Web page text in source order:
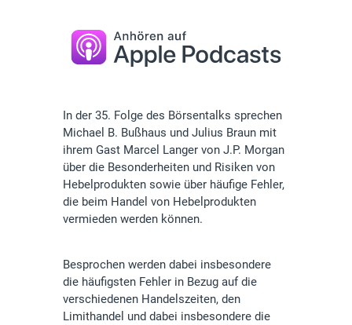
In der 35. Folge des Börsentalks sprechen
Michael B. Bußhaus und Julius Braun mit
ihrem Gast Marcel Langer von J.P. Morgan
über die Besonderheiten und Risiken von
Hebelprodukten sowie über häufige Fehler,
die beim Handel von Hebelprodukten
vermieden werden können.
Besprochen werden dabei insbesondere
die häufigsten Fehler in Bezug auf die
verschiedenen Handelszeiten, den
Limithandel und dabei insbesondere die